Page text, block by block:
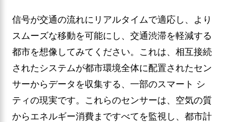
信号が交通の流れにリアルタイムで適応し、より
スムーズな移動を可能にし、交通渋滞を軽減する
都市を想像してみてください。これは、相互接続
されたシステムが都市環境全体に配置されたセン
サーからデータを収集する、一部のスマート シ
ティの現実です。これらのセンサーは、空気の質
からエネルギー消費まですべてを監視し、都市計